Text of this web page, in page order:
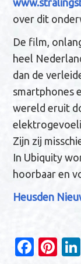
over dit
De film,
heel
dan de
smartphones
wereld eruit
Zijn zij
In Ubiquity
hoorbaar en
Heusden
Fa
Pi